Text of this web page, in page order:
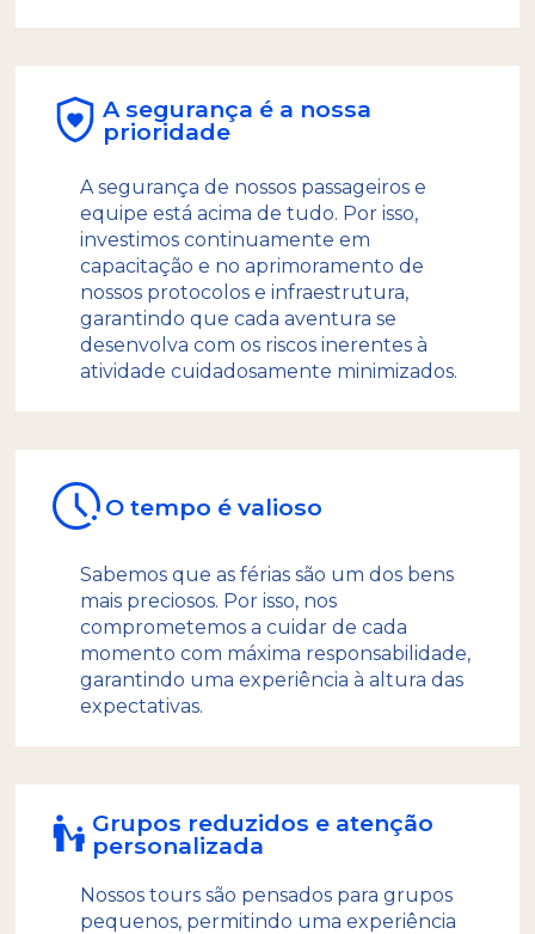
A segurança é a nossa
prioridade
A segurança de nossos passageiros e
equipe está acima de tudo. Por isso,
investimos continuamente em
capacitação e no aprimoramento de
nossos protocolos e infraestrutura,
garantindo que cada aventura se
desenvolva com os riscos inerentes à
atividade cuidadosamente minimizados.
O tempo é valioso
Sabemos que as férias são um dos bens
mais preciosos. Por isso, nos
comprometemos a cuidar de cada
momento com máxima responsabilidade,
garantindo uma experiência à altura das
expectativas.
Grupos reduzidos e atenção
personalizada
Nossos tours são pensados para grupos
pequenos, permitindo uma experiência